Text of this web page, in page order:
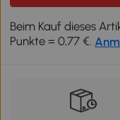
Beim Kauf dieses
Punkte = 0,77 €.